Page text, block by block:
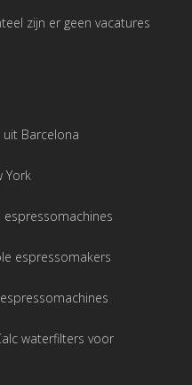
zijn er geen vacatures
Barcelona
York
espressomakers
waterfilters voor